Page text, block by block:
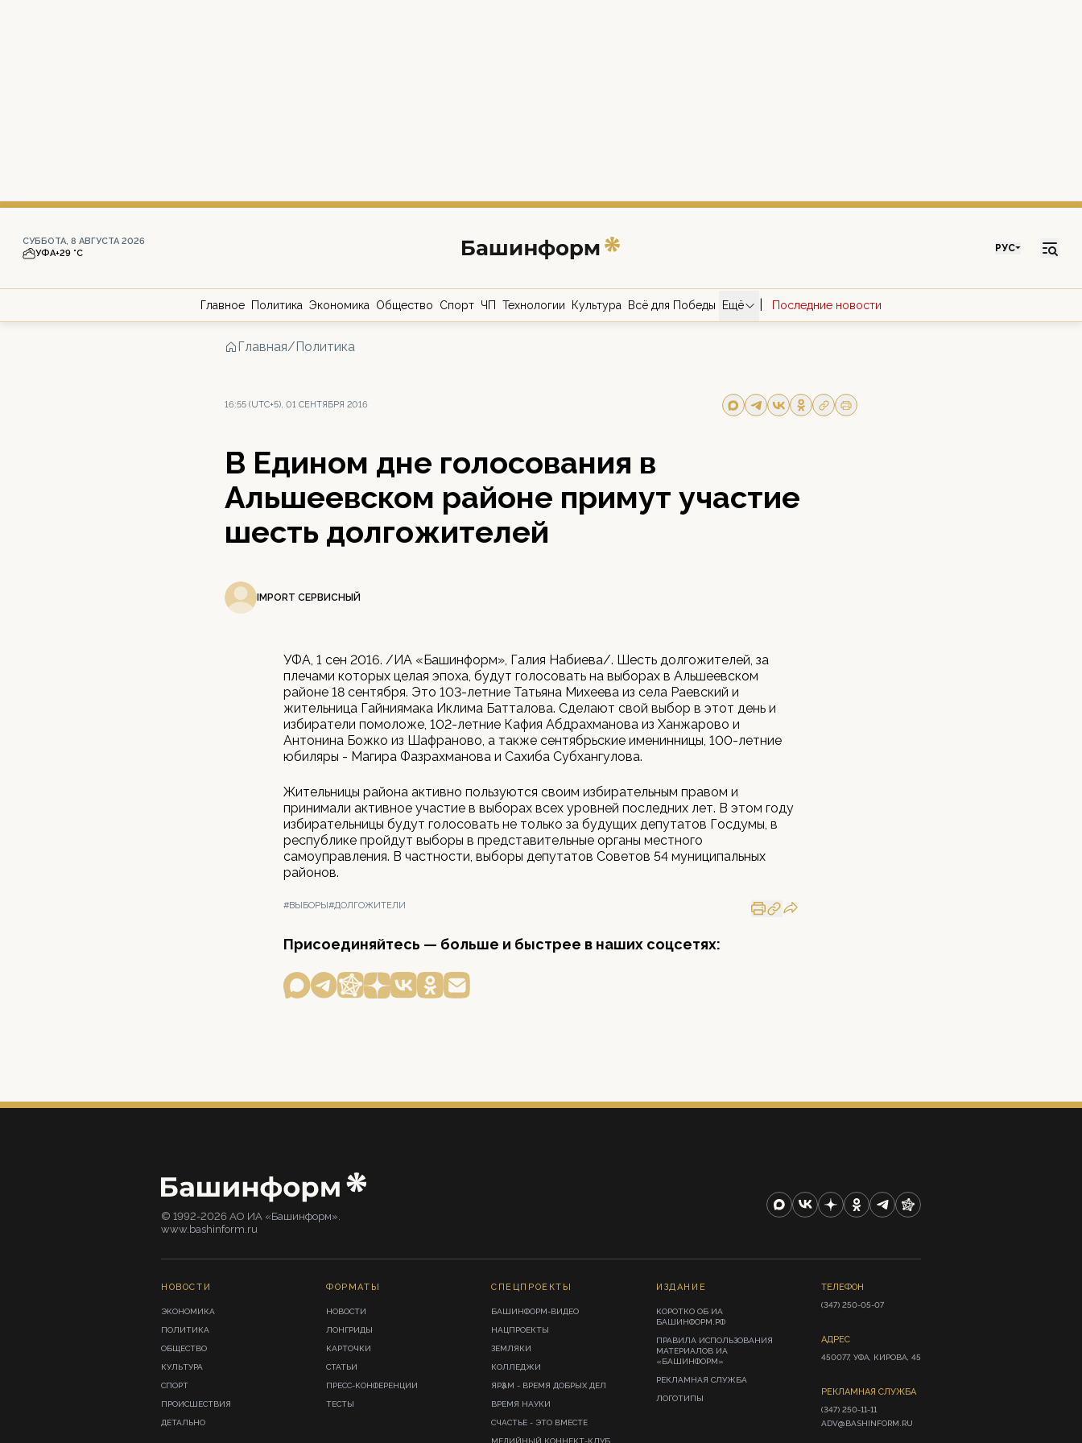
СУББОТА, 8 АВГУСТА 2026
УФА+29 °С РУС
Главное Политика Экономика Общество Спорт ЧП Технологии Культура Всё для Победы Ещё Последние новости
Главная/Политика
16:55 (UTC+5), 01 СЕНТЯБРЯ 2016
В Едином дне голосования в
Альшеевском районе примут участие
шесть долгожителей
IMPORT СЕРВИСНЫЙ
УФА, 1 сен 2016. /ИА «Башинформ», Галия Набиева/. Шесть долгожителей, за
плечами которых целая эпоха, будут голосовать на выборах в Альшеевском
районе 18 сентября. Это 103-летние Татьяна Михеева из села Раевский и
жительница Гайниямака Иклима Батталова. Сделают свой выбор в этот день и
избиратели помоложе, 102-летние Кафия Абдрахманова из Ханжарово и
Антонина Божко из Шафраново, а также сентябрьские именинницы, 100-летние
юбиляры - Магира Фазрахманова и Сахиба Субхангулова.
Жительницы района активно пользуются своим избирательным правом и
принимали активное участие в выборах всех уровней последних лет. В этом году
избирательницы будут голосовать не только за будущих депутатов Госдумы, в
республике пройдут выборы в представительные органы местного
самоуправления. В частности, выборы депутатов Советов 54 муниципальных
районов.
#ВЫБОРЫ#ДОЛГОЖИТЕЛИ
Присоединяйтесь — больше и быстрее в наших соцсетях:
© 1992-2026 АО ИА «Башинформ».
www.bashinform.ru
НОВОСТИ
ЭКОНОМИКА
ПОЛИТИКА
ОБЩЕСТВО
КУЛЬТУРА
СПОРТ
ПРОИСШЕСТВИЯ
ДЕТАЛЬНО
ФОРМАТЫ
НОВОСТИ
ЛОНГРИДЫ
КАРТОЧКИ
СТАТЬИ
ПРЕСС-КОНФЕРЕНЦИИ
ТЕСТЫ
СПЕЦПРОЕКТЫ
БАШИНФОРМ-ВИДЕО
НАЦПРОЕКТЫ
ЗЕМЛЯКИ
КОЛЛЕДЖИ
ЯРҘАМ - ВРЕМЯ ДОБРЫХ ДЕЛ
ВРЕМЯ НАУКИ
СЧАСТЬЕ - ЭТО ВМЕСТЕ
МЕДИЙНЫЙ КОННЕКТ-КЛУБ
ИЗДАНИЕ
КОРОТКО ОБ ИА
БАШИНФОРМ.РФ
ПРАВИЛА ИСПОЛЬЗОВАНИЯ
МАТЕРИАЛОВ ИА
«БАШИНФОРМ»
РЕКЛАМНАЯ СЛУЖБА
ЛОГОТИПЫ
ТЕЛЕФОН
(347) 250-05-07
АДРЕС
450077, УФА, КИРОВА, 45
РЕКЛАМНАЯ СЛУЖБА
(347) 250-11-11
ADV@BASHINFORM.RU